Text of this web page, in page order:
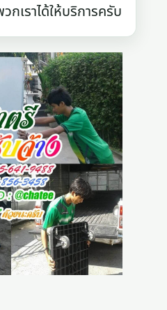
กเราได้ให้บริการครับ